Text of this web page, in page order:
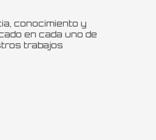
conocimiento y
en cada uno de
trabajos